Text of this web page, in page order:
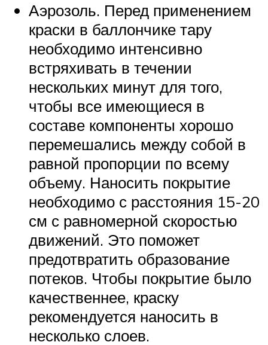
Аэрозоль. Перед применением
краски в баллончике тару
необходимо интенсивно
встряхивать в течении
нескольких минут для того,
чтобы все имеющиеся в
составе компоненты хорошо
перемешались между собой в
равной пропорции по всему
объему. Наносить покрытие
необходимо с расстояния 15-20
см с равномерной скоростью
движений. Это поможет
предотвратить образование
потеков. Чтобы покрытие было
качественнее, краску
рекомендуется наносить в
несколько слоев.